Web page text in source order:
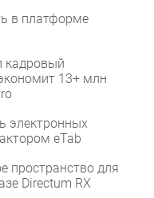
в платформе
кадровый
13+ млн
электронных
eTab
пространство для
Directum RX